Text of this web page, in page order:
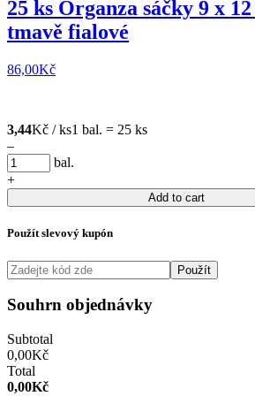
25 ks Organza sáčky 9 x
tmavě fialové
86,00Kč
3,44Kč / ks1 bal. = 25 ks
–
bal.
+
Add to cart
Použít slevový kupón
Použít
Souhrn objednávky
Subtotal
0,00Kč
Total
0,00Kč